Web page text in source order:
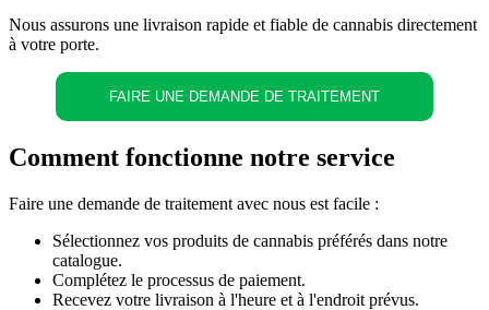
Nous assurons une livraison rapide et fiable de cannabis directement
à votre porte.
FAIRE UNE DEMANDE DE TRAITEMENT
Comment fonctionne notre service
Faire une demande de traitement avec nous est facile :
Sélectionnez vos produits de cannabis préférés dans notre
catalogue.
Complétez le processus de paiement.
Recevez votre livraison à l'heure et à l'endroit prévus.